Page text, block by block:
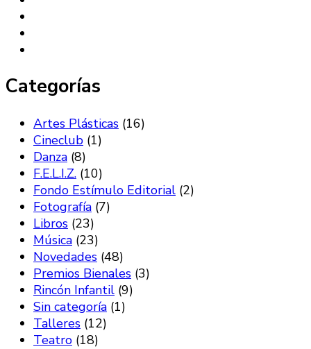
Categorías
Artes Plásticas (16)
Cineclub (1)
Danza (8)
F.E.L.I.Z. (10)
Fondo Estímulo Editorial (2)
Fotografía (7)
Libros (23)
Música (23)
Novedades (48)
Premios Bienales (3)
Rincón Infantil (9)
Sin categoría (1)
Talleres (12)
Teatro (18)